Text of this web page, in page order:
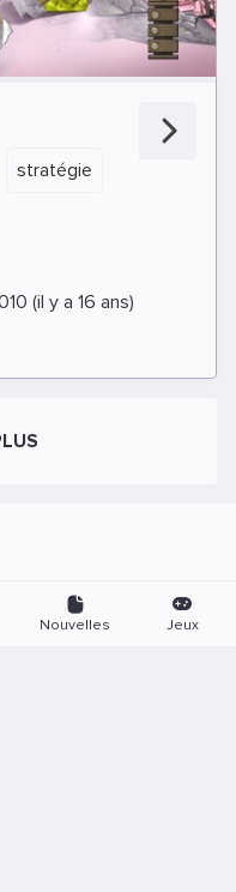
stratégie
(il y a 16 ans)
Nouvelles Jeux